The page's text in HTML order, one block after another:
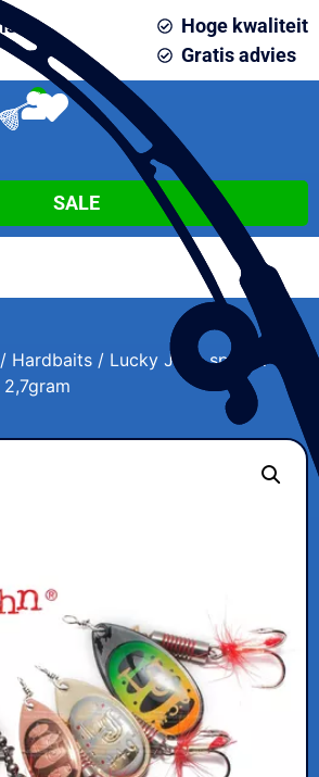
Hoge kwaliteit
Gratis advies
0
SALE
/ Hardbaits / Lucky John spinner